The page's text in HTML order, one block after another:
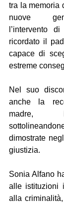
tra la memoria
nuove
l’intervento
ricordato il
capace di
estreme
Nel suo
anche la
madre,
dimostrate
giustizia.
Sonia Alfano
alle istituzioni
alla